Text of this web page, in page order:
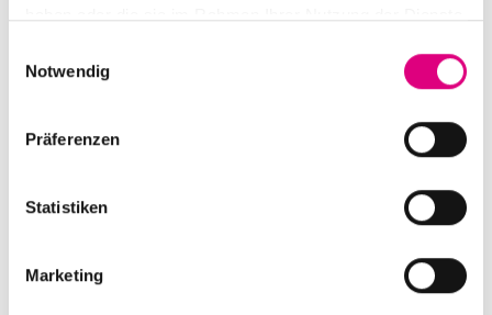
Notwendig
Präferenzen
Statistiken
Marketing